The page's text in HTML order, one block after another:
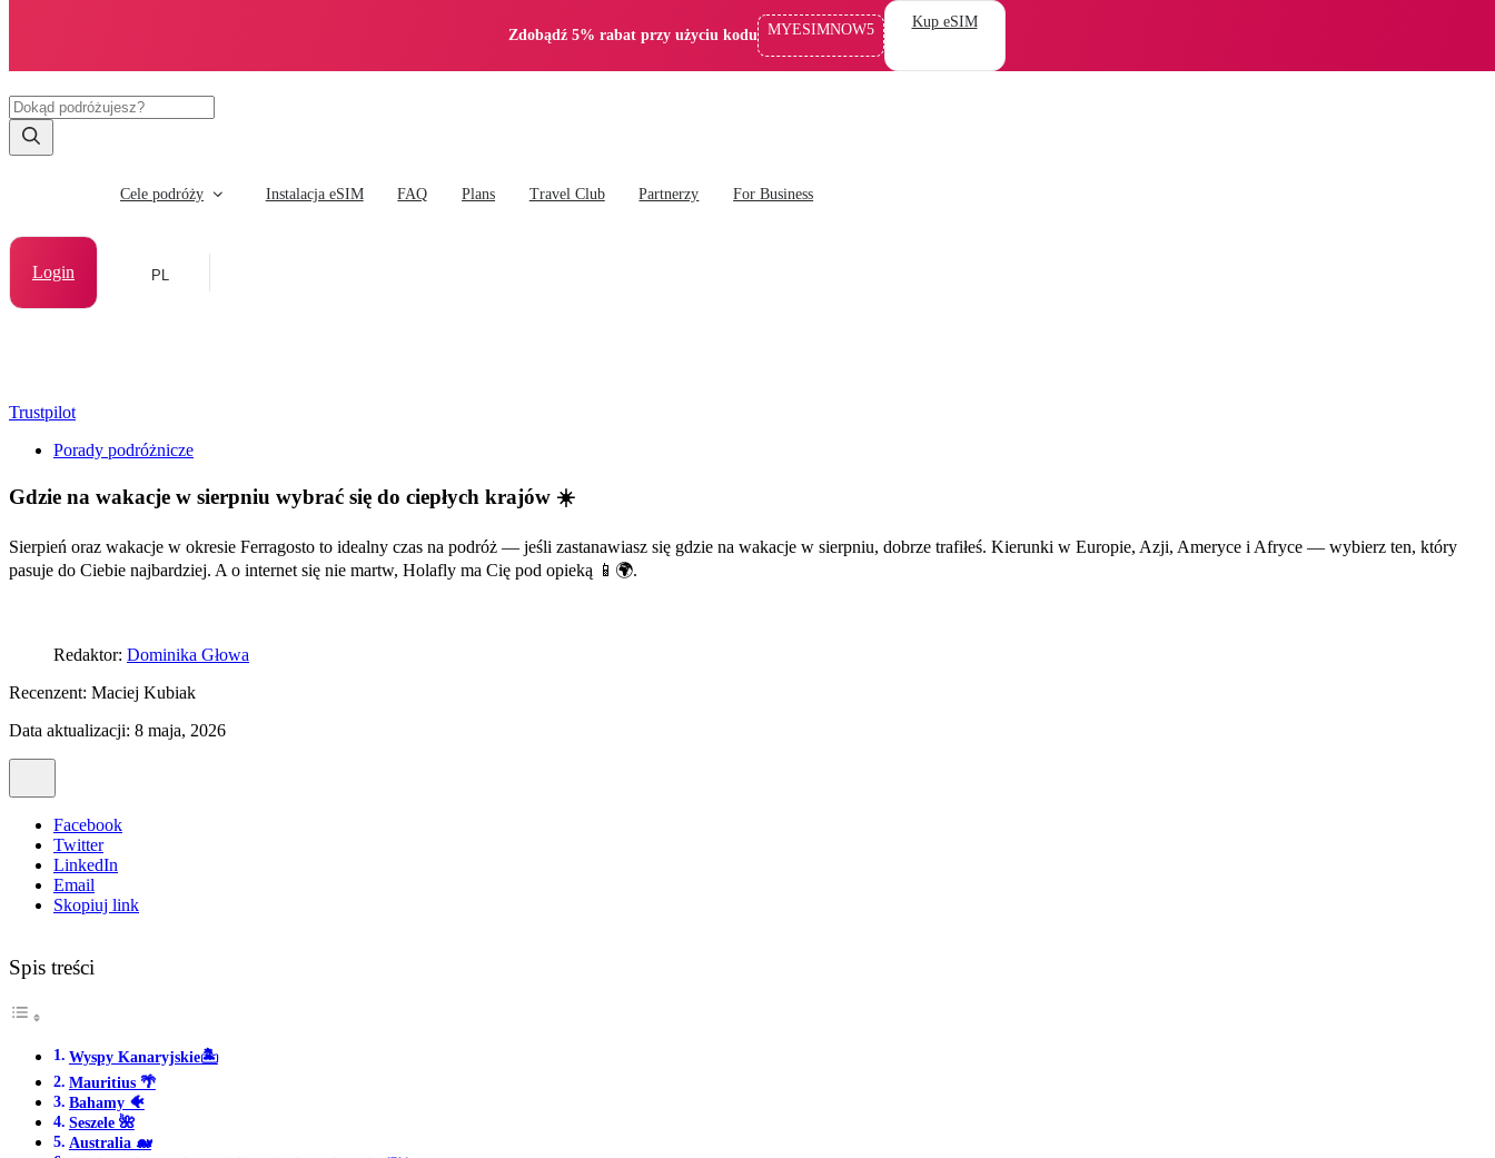
Zdobądź 5% rabat przy użyciu kodu MYESIMNOW5 Kup eSIM
Cele podróży Instalacja eSIM FAQ Plans Travel Club Partnerzy For Business
Login PL
Trustpilot
Porady podróżnicze
Gdzie na wakacje w sierpniu wybrać się do ciepłych krajów ☀️
Sierpień oraz wakacje w okresie Ferragosto to idealny czas na podróż — jeśli zastanawiasz się gdzie na wakacje w sierpniu, dobrze trafiłeś. Kierunki w Europie, Azji, Ameryce i Afryce — wybierz ten, który
pasuje do Ciebie najbardziej. A o internet się nie martw, Holafly ma Cię pod opieką 📱🌍.
Redaktor: Dominika Głowa
Recenzent: Maciej Kubiak
Data aktualizacji: 8 maja, 2026
Facebook
Twitter
LinkedIn
Email
Skopiuj link
Spis treści
Wyspy Kanaryjskie🏝️
Mauritius 🌴
Bahamy 🐠
Seszele 🌺
Australia 🐋